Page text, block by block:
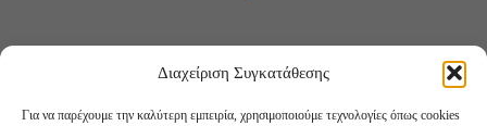
Διαχείριση Συγκατάθεσης
Για να παρέχουμε την καλύτερη εμπειρία, χρησιμοποιούμε τεχνολογίες όπως cookies